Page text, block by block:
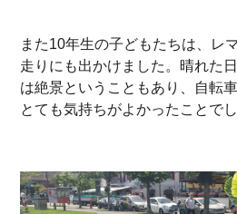
また10年生の子どもたちは、レ
走りにも出かけました。晴れた
は絶景ということもあり、自転
とても気持ちがよかったことでし